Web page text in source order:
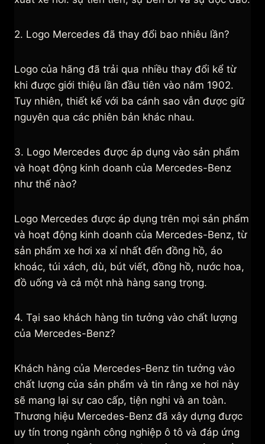
2. Logo Mercedes đã thay đổi bao nhiêu lần?
Logo của hãng đã trải qua nhiều thay đổi kể từ
khi được giới thiệu lần đầu tiên vào năm 1902.
Tuy nhiên, thiết kế với ba cánh sao vẫn được giữ
nguyên qua các phiên bản khác nhau.
3. Logo Mercedes được áp dụng vào sản phẩm
và hoạt động kinh doanh của Mercedes-Benz
như thế nào?
Logo Mercedes được áp dụng trên mọi sản phẩm
và hoạt động kinh doanh của Mercedes-Benz, từ
sản phẩm xe hơi xa xỉ nhất đến đồng hồ, áo
khoác, túi xách, dù, bút viết, đồng hồ, nước hoa,
đồ uống và cả một nhà hàng sang trọng.
4. Tại sao khách hàng tin tưởng vào chất lượng
của Mercedes-Benz?
Khách hàng của Mercedes-Benz tin tưởng vào
chất lượng của sản phẩm và tin rằng xe hơi này
sẽ mang lại sự cao cấp, tiện nghi và an toàn.
Thương hiệu Mercedes-Benz đã xây dựng được
uy tín trong ngành công nghiệp ô tô và đáp ứng